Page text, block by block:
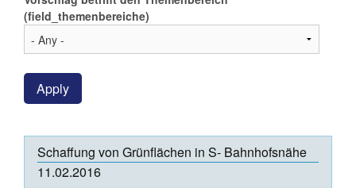
(field_themenbereiche)
Apply
Schaffung von Grünflächen in S- Bahnhofsnähe
11.02.2016